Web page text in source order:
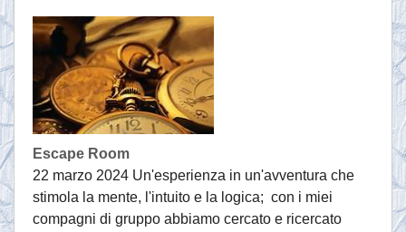
Escape Room
22 marzo 2024 Un'esperienza in un'avventura che
stimola la mente, l'intuito e la logica; con i miei
compagni di gruppo abbiamo cercato e ricercato